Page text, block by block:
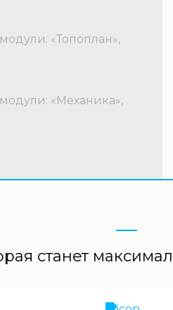
«Топоплан»,
«Механика»,
станет